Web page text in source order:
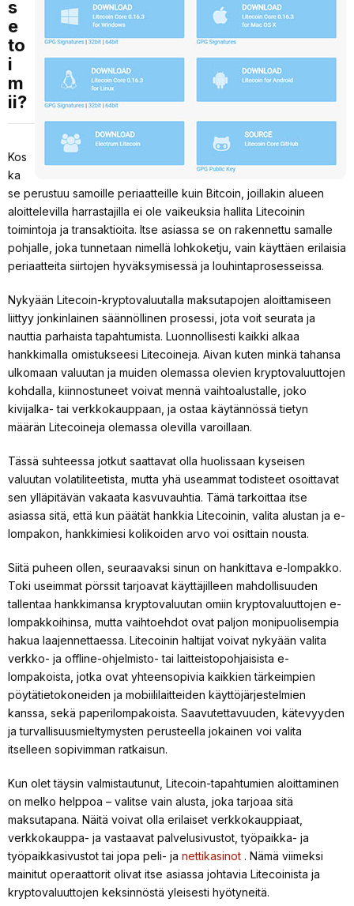
s
e
to
i
m
ii?
Kos
ka
se perustuu samoille periaatteille kuin Bitcoin, joillakin alueen
aloittelevilla harrastajilla ei ole vaikeuksia hallita Litecoinin
toimintoja ja transaktioita. Itse asiassa se on rakennettu samalle
pohjalle, joka tunnetaan nimellä lohkoketju, vain käyttäen erilaisia
periaatteita siirtojen hyväksymisessä ja louhintaprosesseissa.
Nykyään Litecoin-kryptovaluutalla maksutapojen aloittamiseen
liittyy jonkinlainen säännöllinen prosessi, jota voit seurata ja
nauttia parhaista tapahtumista. Luonnollisesti kaikki alkaa
hankkimalla omistukseesi Litecoineja. Aivan kuten minkä tahansa
ulkomaan valuutan ja muiden olemassa olevien kryptovaluuttojen
kohdalla, kiinnostuneet voivat mennä vaihtoalustalle, joko
kivijalka- tai verkkokauppaan, ja ostaa käytännössä tietyn
määrän Litecoineja olemassa olevilla varoillaan.
Tässä suhteessa jotkut saattavat olla huolissaan kyseisen
valuutan volatiliteetista, mutta yhä useammat todisteet osoittavat
sen ylläpitävän vakaata kasvuvauhtia. Tämä tarkoittaa itse
asiassa sitä, että kun päätät hankkia Litecoinin, valita alustan ja e-
lompakon, hankkimiesi kolikoiden arvo voi osittain nousta.
Siitä puheen ollen, seuraavaksi sinun on hankittava e-lompakko.
Toki useimmat pörssit tarjoavat käyttäjilleen mahdollisuuden
tallentaa hankkimansa kryptovaluutan omiin kryptovaluuttojen e-
lompakkoihinsa, mutta vaihtoehdot ovat paljon monipuolisempia
hakua laajennettaessa. Litecoinin haltijat voivat nykyään valita
verkko- ja offline-ohjelmisto- tai laitteistopohjaisista e-
lompakoista, jotka ovat yhteensopivia kaikkien tärkeimpien
pöytätietokoneiden ja mobiililaitteiden käyttöjärjestelmien
kanssa, sekä paperilompakoista. Saavutettavuuden, kätevyyden
ja turvallisuusmieltymysten perusteella jokainen voi valita
itselleen sopivimman ratkaisun.
Kun olet täysin valmistautunut, Litecoin-tapahtumien aloittaminen
on melko helppoa – valitse vain alusta, joka tarjoaa sitä
maksutapana. Näitä voivat olla erilaiset verkkokauppiaat,
verkkokauppa- ja vastaavat palvelusivustot, työpaikka- ja
työpaikkasivustot tai jopa peli- ja nettikasinot . Nämä viimeksi
mainitut operaattorit olivat itse asiassa johtavia Litecoinista ja
kryptovaluuttojen keksinnöstä yleisesti hyötyneitä.